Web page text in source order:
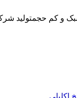
و کم حجمتولید